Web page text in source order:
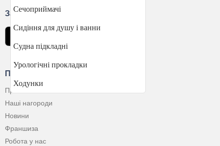
Сечоприймачі
Сидіння для душу і ванни
Судна підкладні
Урологічні прокладки
Ходунки
Про Компанію
Про нас
Наші нагороди
Новини
Франшиза
Робота у нас
Завантажити застосунок